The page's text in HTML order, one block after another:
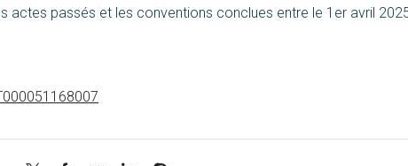
actes passés et les conventions conclues entre le 1er avril